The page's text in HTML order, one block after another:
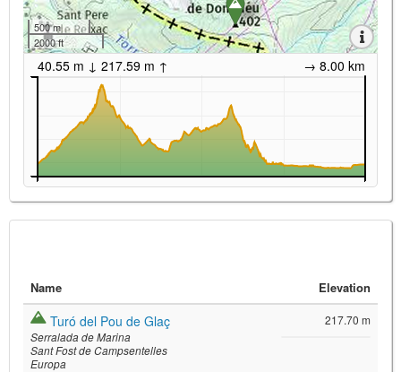
500 m
2000 ft
40.55 m ↓ 217.59 m ↑ → 8.00 km
Name Elevation
Turó del Pou de Glaç
Serralada de Marina
Sant Fost de Campsentelles
Europa
217.70 m